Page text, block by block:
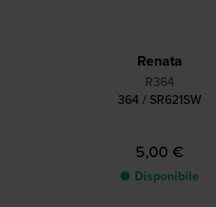
Renata
R364
364 / SR621SW
5,00 €
● Disponibile